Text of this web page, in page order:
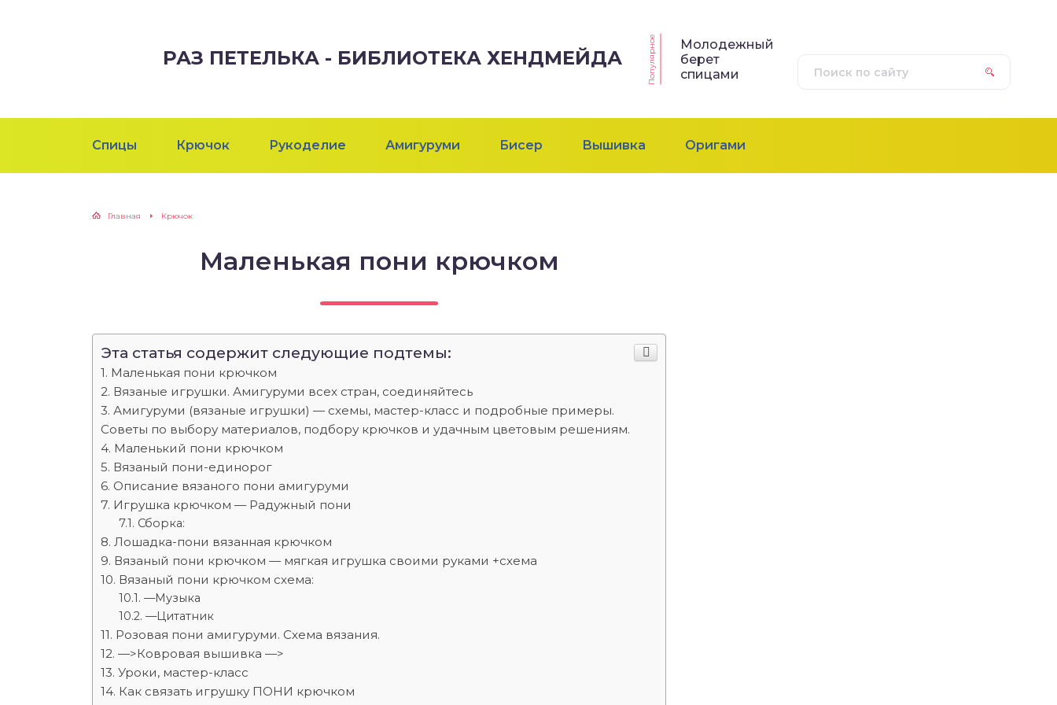
РАЗ ПЕТЕЛЬКА - БИБЛИОТЕКА ХЕНДМЕЙДА Популярное
Молодежный
берет
спицами
Спицы Крючок Рукоделие Амигуруми Бисер Вышивка Оригами
Главная Крючок
Маленькая пони крючком
Эта статья содержит следующие подтемы:
Маленькая пони крючком
Вязаные игрушки. Амигуруми всех стран, соединяйтесь
Амигуруми (вязаные игрушки) — схемы, мастер-класс и подробные примеры.
Советы по выбору материалов, подбору крючков и удачным цветовым решениям.
Маленький пони крючком
Вязаный пони-единорог
Описание вязаного пони амигуруми
Игрушка крючком — Радужный пони
Сборка:
Лошадка-пони вязанная крючком
Вязаный пони крючком — мягкая игрушка своими руками +схема
Вязаный пони крючком схема:
—Музыка
—Цитатник
Розовая пони амигуруми. Схема вязания.
—>Ковровая вышивка —>
Уроки, мастер-класс
Как связать игрушку ПОНИ крючком